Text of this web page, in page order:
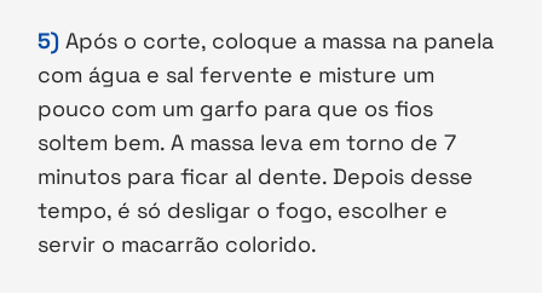
5) Após o corte, coloque a massa na panela
com água e sal fervente e misture um
pouco com um garfo para que os fios
soltem bem. A massa leva em torno de 7
minutos para ficar al dente. Depois desse
tempo, é só desligar o fogo, escolher e
servir o macarrão colorido.